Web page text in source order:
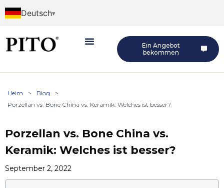
Deutsch
Ein Angebot
bekommen
Heim > Blog
>
Porzellan vs. Bone China vs. Keramik: Welches ist besser?
Porzellan vs. Bone China vs.
Keramik: Welches ist besser?
September 2, 2022